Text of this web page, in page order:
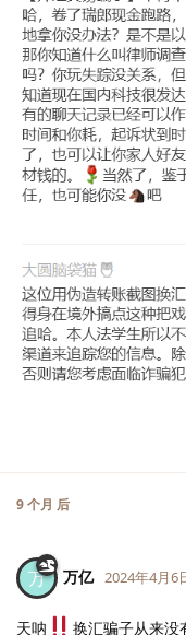
9 个月 后
万 万亿 2024年4月6
天呐 换汇骗子从来没